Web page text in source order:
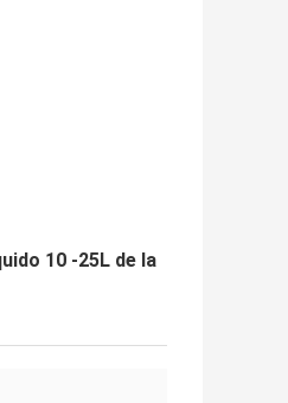
10 -25L de la